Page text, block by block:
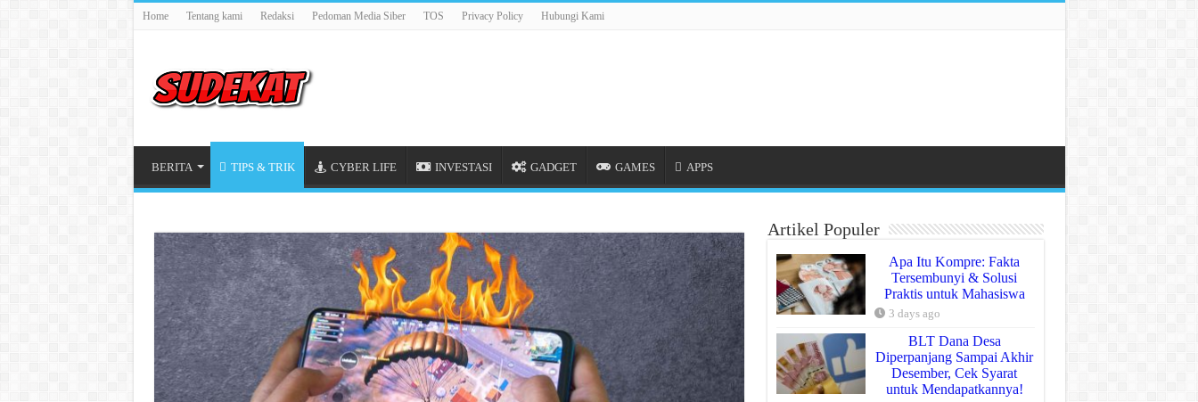
Home Tentang kami Redaksi Pedoman Media Siber TOS Privacy Policy Hubungi Kami
BERITA TIPS & TRIK CYBER LIFE INVESTASI GADGET GAMES APPS
Artikel Populer
Apa Itu Kompre: Fakta
Tersembunyi & Solusi
Praktis untuk Mahasiswa
3 days ago
BLT Dana Desa
Diperpanjang Sampai Akhir
Desember, Cek Syarat
untuk Mendapatkannya!